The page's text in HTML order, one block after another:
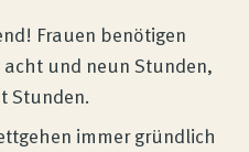
Frauen benötigen
und neun Stunden,
Stunden.
immer gründlich